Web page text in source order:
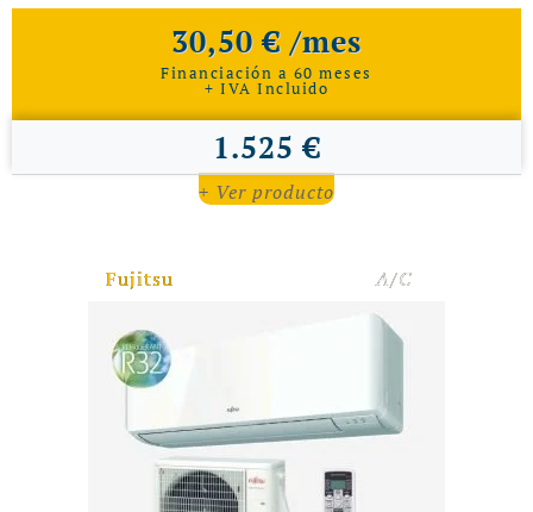
30,50 € /mes
Financiación a 60 meses
+ IVA Incluido
1.525 €
+ Ver producto
Fujitsu A/C